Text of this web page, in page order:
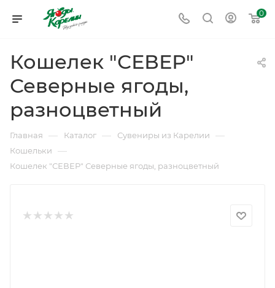
0
Кошелек "СЕВЕР"
Северные ягоды,
разноцветный
Главная — Каталог — Сувениры из Карелии —
Кошельки —
Кошелек "СЕВЕР" Северные ягоды, разноцветный